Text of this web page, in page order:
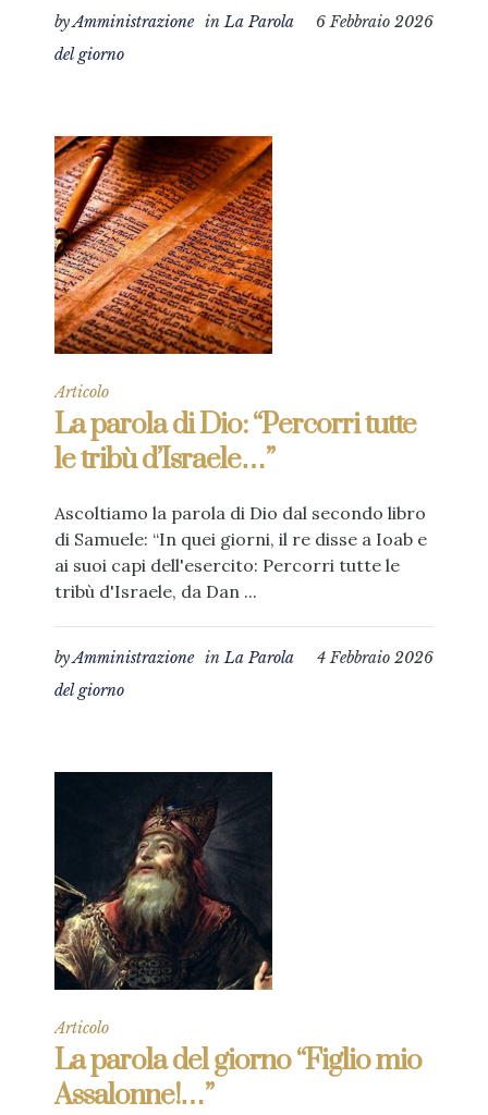
6 Febbraio 2026
byAmministrazione inLa Parola
del giorno
Articolo
La parola di Dio: “Percorri tutte
le tribù d’Israele…”
Ascoltiamo la parola di Dio dal secondo libro
di Samuele: “In quei giorni, il re disse a Ioab e
ai suoi capi dell'esercito: Percorri tutte le
tribù d'Israele, da Dan ...
4 Febbraio 2026
byAmministrazione inLa Parola
del giorno
Articolo
La parola del giorno “Figlio mio
Assalonne!…”